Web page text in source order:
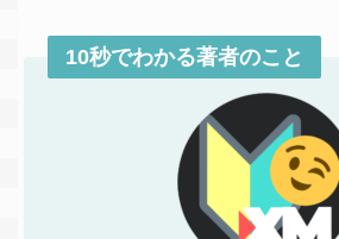
10秒でわかる著者のこと